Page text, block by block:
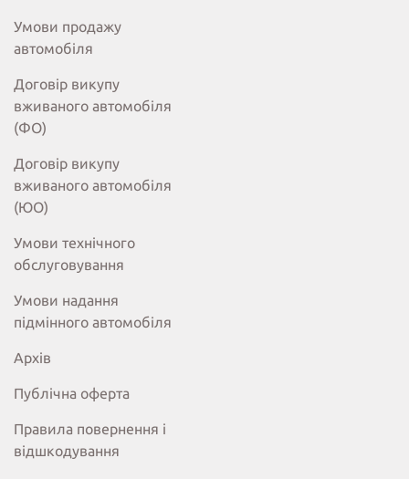
Умови продажу
автомобіля
Договір викупу
вживаного автомобіля
(ФО)
Договір викупу
вживаного автомобіля
(ЮО)
Умови технічного
обслуговування
Умови надання
підмінного автомобіля
Архів
Публічна оферта
Правила повернення і
відшкодування